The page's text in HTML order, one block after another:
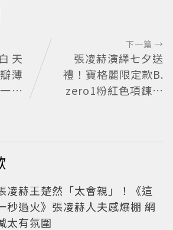
天
薄
層
下一篇 →
張凌赫演繹七夕送
禮！寶格麗限定款B.
zero1粉紅色項鍊甜
凌赫王楚然「太會親」！《這
秒過火》張凌赫人夫感爆棚 網
太有氛圍